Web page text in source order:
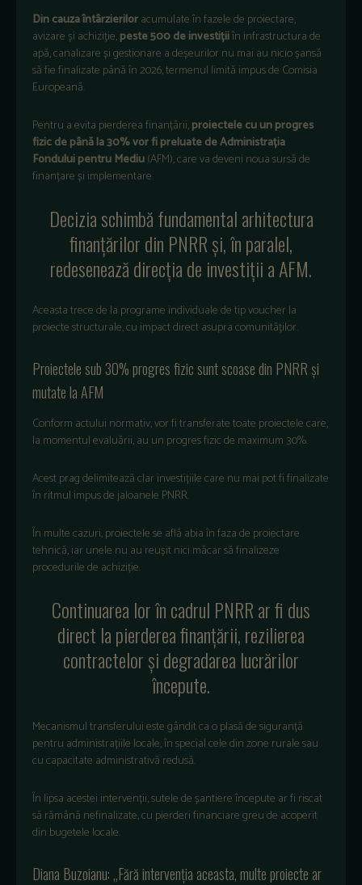
Din cauzaîntârzieriloracumulate în fazele de proiectare,
avizareși achiziție,peste 500 de investițiiîn infrastructura de
apă, canalizare și gestionare a deșeurilor nu mai au nicio șansă
să fie finalizate pânăîn 2026, termenul limită impus de Comisia
Europeană.
Pentru a evita pierderea finanțării,proiectele cu un progres
fizic de până la 30% vor fi preluate de Administrația
Fondului pentru Mediu(AFM), care va deveni noua sursă de
finanțare și implementare.
Decizia schimbă fundamental arhitectura
finanțărilor din PNRR și,în paralel,
redesenează direcția de investiții a AFM.
Aceasta trece de la programe individuale de tip voucher la
proiecte structurale, cu impact direct asupra comunităților.
Proiectele sub 30% progres fizic sunt scoase din PNRR și
mutate la AFM
Conform actului normativ, vor fi transferate toate proiectele care,
la momentul evaluării, au un progres fizic de maximum 30%.
Acest prag delimitează clar investițiile care nu mai pot fi finalizate
în ritmul impus de jaloanele PNRR.
În multe cazuri, proiectele se află abiaîn faza de proiectare
tehnică, iar unele nu au reușit nici măcar să finalizeze
procedurile de achiziție.
Continuarea lorîn cadrul PNRR ar fi dus
direct la pierderea finanțării, rezilierea
contractelor și degradarea lucrărilor
începute.
Mecanismul transferului este gândit ca o plasă de siguranță
pentru administrațiile locale,în special cele din zone rurale sau
cu capacitate administrativă redusă.
În lipsa acestei intervenții, sutele de șantiereîncepute ar fi riscat
să rămână nefinalizate, cu pierderi financiare greu de acoperit
din bugetele locale.
Diana Buzoianu: „Fără intervenția aceasta, multe proiecte ar